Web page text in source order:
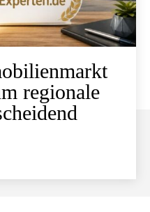
regionale